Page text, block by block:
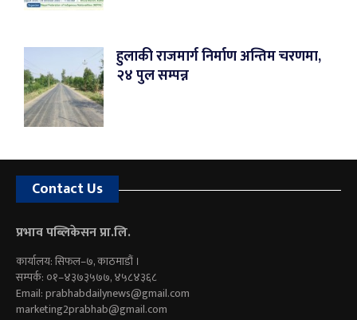
हुलाकी राजमार्ग निर्माण अन्तिम चरणमा,
२४ पुल सम्पन्न
Contact Us
प्रभाव पब्लिकेसन प्रा.लि.
कार्यालय: सिफल–७, काठमाडौं ।
सम्पर्क: ०१–४३७३५७७, ४५८४३६८
Email:prabhabdailynews@gmail.com
marketing2prabhab@gmail.com